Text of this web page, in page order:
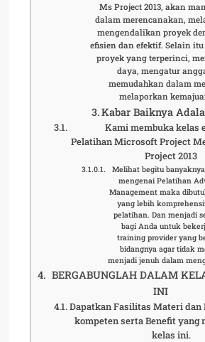
Ms Project 2013, akan
dalam merencanakan,
mengendalikan proyek
efisien dan efektif. Selain
proyek yang terperinci,
daya, mengatur
memudahkan dalam
melaporkan
Kabar Baiknya
Kami membuka kelas
Pelatihan Microsoft Project
Project 2013
Melihat begitu
mengenai Pelatihan
Management maka
yang lebih
pelatihan. Dan menjadi
bagi Anda untuk
training provider yang
bidangnya agar tidak
menjadi jenuh dalam
BERGABUNGLAH DALAM
INI
Dapatkan Fasilitas Materi
kompeten serta Benefit yang
kelas ini.